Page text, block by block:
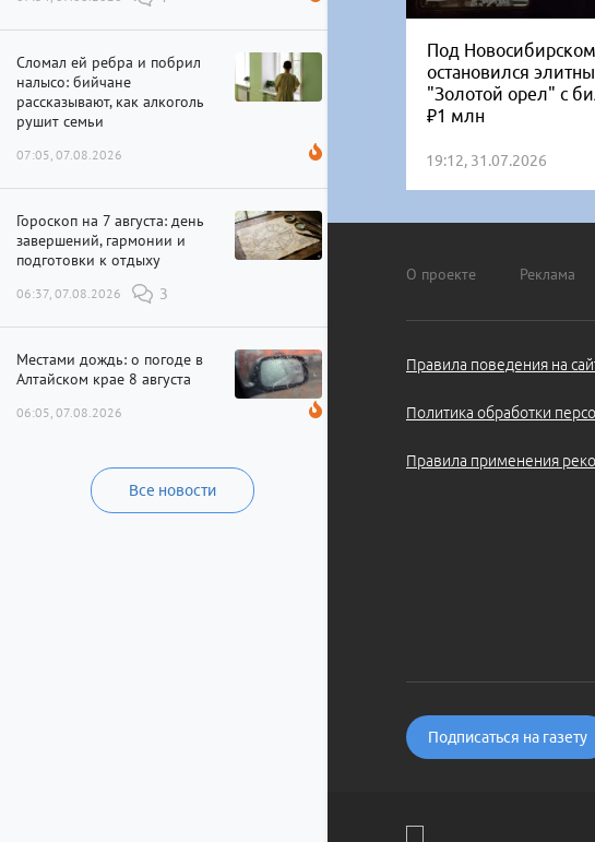
Сломал ей ребра и побрил
налысо: бийчане
рассказывают, как алкоголь
рушит семьи
07:05, 07.08.2026
Гороскоп на 7 августа: день
завершений, гармонии и
подготовки к отдыху
06:37, 07.08.2026 3
Местами дождь: о погоде в
Алтайском крае 8 августа
06:05, 07.08.2026
Все новости
Под Новосибирском
остановился
"Золотой орел" с
₽1 млн
19:12, 31.07.2026
О проекте Реклама
Правила поведения на
Политика обработки
Правила применения
Подписаться на газету